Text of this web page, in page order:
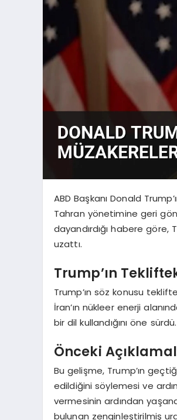
ABD Başkanı Donald
Tahran yönetimine geri
dayandırdığı habere
uzattı.
Trump’ın
Trump’ın söz konusu
İran’ın nükleer enerji
bir dil kullandığını öne
Önceki
Bu gelişme, Trump’ın
edildiğini söylemesi ve
vermesinin ardından
bulunan zenginleştirilmiş